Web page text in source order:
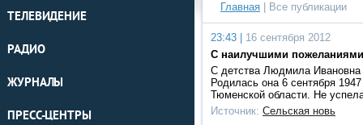
ТЕЛЕВИДЕНИЕ
РАДИО
ЖУРНАЛЫ
ПРЕСС-ЦЕНТРЫ
Главная Все публикации
23:43 |
16 сентября 2012
С наилучшими пожеланиями
С детства Людмила
Родилась она 6 сентября
Тюменской области. Не
Источник: Сельская новь